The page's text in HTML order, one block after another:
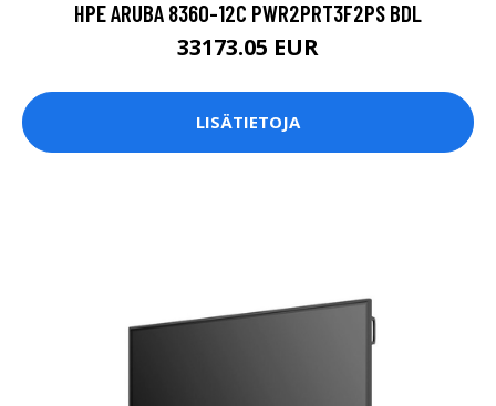
HPE ARUBA 8360-12C PWR2PRT3F2PS BDL
33173.05 EUR
LISÄTIETOJA